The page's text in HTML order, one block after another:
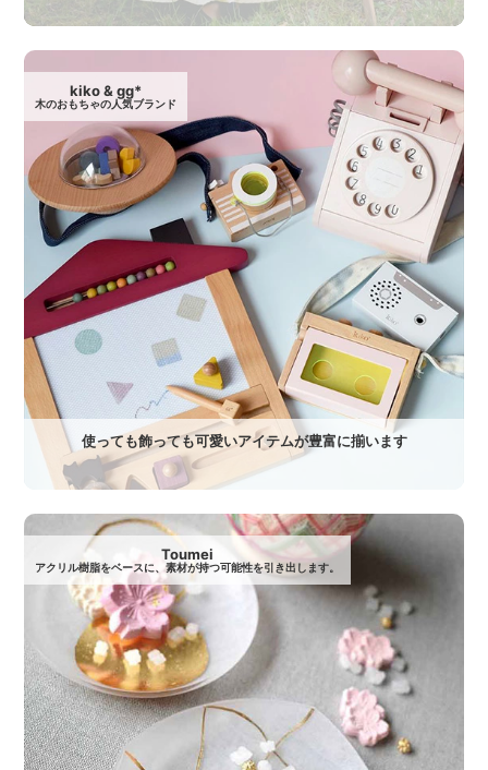
kiko & gg*
木のおもちゃの人気ブランド
使っても飾っても可愛いアイテムが豊富に揃います
Toumei
アクリル樹脂をベースに、素材が持つ可能性を引き出します。